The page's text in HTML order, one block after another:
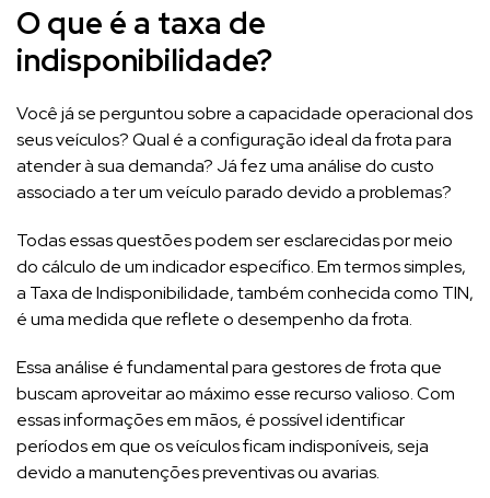
O que é a taxa de
indisponibilidade?
Você já se perguntou sobre a capacidade operacional dos
seus veículos? Qual é a configuração ideal da frota para
atender à sua demanda? Já fez uma análise do custo
associado a ter um veículo parado devido a problemas?
Todas essas questões podem ser esclarecidas por meio
do cálculo de um indicador específico. Em termos simples,
a Taxa de Indisponibilidade, também conhecida como TIN,
é uma medida que reflete o desempenho da frota.
Essa análise é fundamental para gestores de frota que
buscam aproveitar ao máximo esse recurso valioso. Com
essas informações em mãos, é possível identificar
períodos em que os veículos ficam indisponíveis, seja
devido a manutenções preventivas ou avarias.